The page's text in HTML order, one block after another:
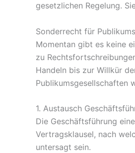
gesetzlichen Regelung.
Sonderrecht für
Momentan gibt es keine
zu
Handeln bis zur Willkür
Publikumsgesellschaften
1. Austausch
Die Geschäftsführung
Vertragsklausel, nach
untersagt sein.